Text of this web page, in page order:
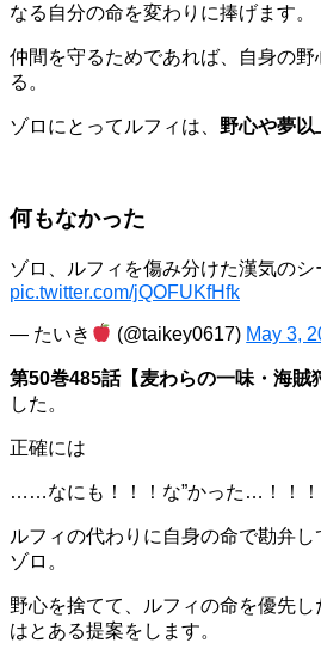
なる自分の命を変わりに捧げます。
仲間を守るためであれば、自身の野
る。
ゾロにとってルフィは、 野心や夢以
何もなかった
ゾロ、ルフィを傷み分けた漢気のシ
pic.twitter.com/jQOFUKfHfk
— たいき (@taikey0617) May 3,
第50巻485話【麦わらの一味・海賊
した。
正確には
……なにも！！！な”かった…！！！
ルフィの代わりに自身の命で勘弁
ゾロ。
野心を捨てて、ルフィの命を優先し
はとある提案をします。